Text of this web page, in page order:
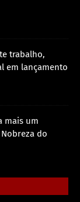
trabalho,
em lançamento
mais um
do